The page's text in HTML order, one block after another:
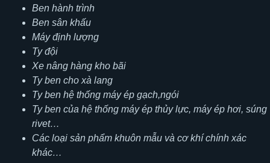
Ben hành trình
Ben sân khấu
Máy định lượng
Ty đội
Xe nâng hàng kho bãi
Ty ben cho xà lang
Ty ben hệ thống máy ép gạch,ngói
Ty ben của hệ thống máy ép thủy lực, máy ép hơi, súng
rivet…
Các loại sản phẩm khuôn mẫu và cơ khí chính xác
khác…